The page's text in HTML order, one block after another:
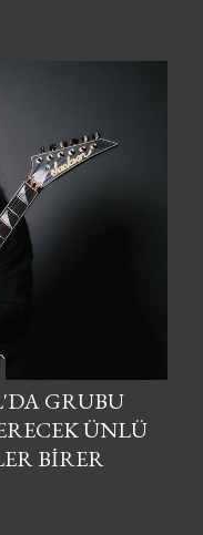
GRUBU
ÜNLÜ
BIRER